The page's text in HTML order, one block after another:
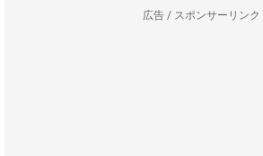
広告 / スポンサーリンク